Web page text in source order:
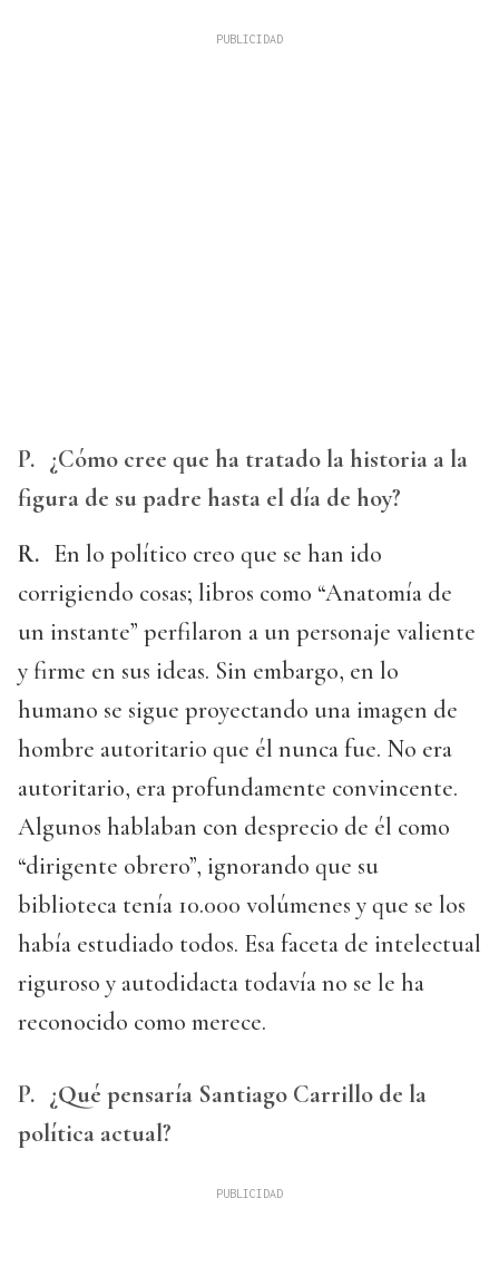
P. ¿Cómo cree que ha tratado la historia a la
figura de su padre hasta el día de hoy?
R. En lo político creo que se han ido
corrigiendo cosas; libros como “Anatomía de
un instante” perfilaron a un personaje valiente
y firme en sus ideas. Sin embargo, en lo
humano se sigue proyectando una imagen de
hombre autoritario que él nunca fue. No era
autoritario, era profundamente convincente.
Algunos hablaban con desprecio de él como
“dirigente obrero”, ignorando que su
biblioteca tenía 10.000 volúmenes y que se los
había estudiado todos. Esa faceta de intelectual
riguroso y autodidacta todavía no se le ha
reconocido como merece.
P. ¿Qué pensaría Santiago Carrillo de la
política actual?